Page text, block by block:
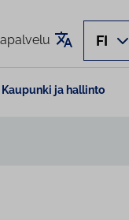
Käännä sivu
FI
Kaupunki ja hallinto